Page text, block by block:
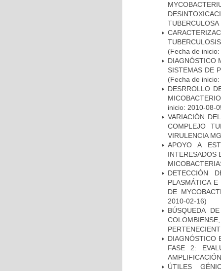
TUBERCULOSA
(Fecha de
DIAGNÓSTICO
SISTEMAS DE
(Fecha de
DESRROLLO
inicio: 2010-08-
VARIACIÓN
COMPLEJO
VIRULENCIA
APOYO A
INTERESADOS
DETECCIÓN
PLASMÁTICA
DE
2010-02-16)
BÚSQUEDA
DIAGNÓSTICO
FASE 2:
ÚTILES